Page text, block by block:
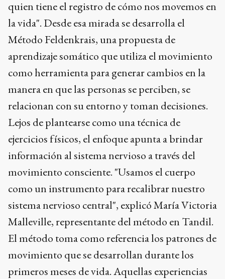
quien tiene el registro de cómo nos movemos en
la vida". Desde esa mirada se desarrolla el
Método Feldenkrais, una propuesta de
aprendizaje somático que utiliza el movimiento
como herramienta para generar cambios en la
manera en que las personas se perciben, se
relacionan con su entorno y toman decisiones.
Lejos de plantearse como una técnica de
ejercicios físicos, el enfoque apunta a brindar
información al sistema nervioso a través del
movimiento consciente. "Usamos el cuerpo
como un instrumento para recalibrar nuestro
sistema nervioso central", explicó María Victoria
Malleville, representante del método en Tandil.
El método toma como referencia los patrones de
movimiento que se desarrollan durante los
primeros meses de vida. Aquellas experiencias